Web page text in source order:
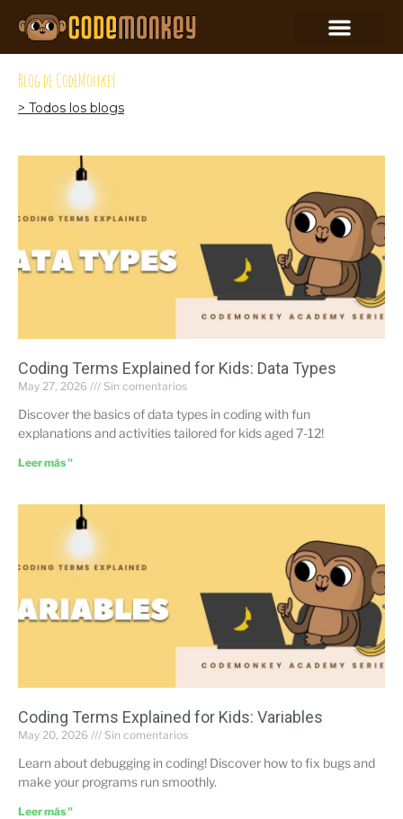
Blog de CodeMonkey
> Todos los blogs
Coding Terms Explained for Kids: Data Types
May 27, 2026 Sin comentarios
Discover the basics of data types in coding with fun
explanations and activities tailored for kids aged 7-12!
Leer más "
Coding Terms Explained for Kids: Variables
May 20, 2026 Sin comentarios
Learn about debugging in coding! Discover how to fix bugs and
make your programs run smoothly.
Leer más "